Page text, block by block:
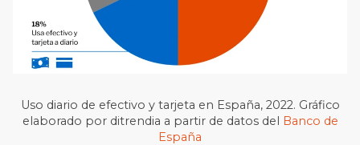
Uso diario de efectivo y tarjeta en España, 2022. Gráfico
elaborado por ditrendia a partir de datos del Banco de
España